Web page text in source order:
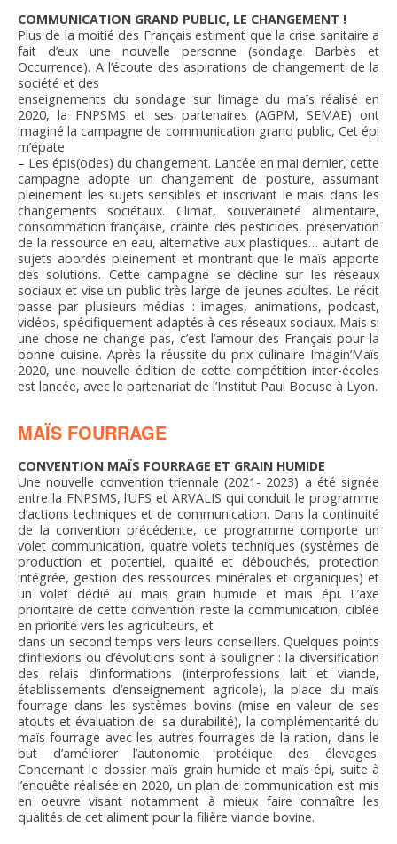
COMMUNICATION GRAND PUBLIC, LE CHANGEMENT !
Plus de la moitié des Français estiment que la crise sanitaire a
fait d’eux une nouvelle personne (sondage Barbès et
Occurrence). A l’écoute des aspirations de changement de la
société et des
enseignements du sondage sur l’image du maïs réalisé en
2020, la FNPSMS et ses partenaires (AGPM, SEMAE) ont
imaginé la campagne de communication grand public, Cet épi
m’épate
– Les épis(odes) du changement. Lancée en mai dernier, cette
campagne adopte un changement de posture, assumant
pleinement les sujets sensibles et inscrivant le maïs dans les
changements sociétaux. Climat, souveraineté alimentaire,
consommation française, crainte des pesticides, préservation
de la ressource en eau, alternative aux plastiques… autant de
sujets abordés pleinement et montrant que le maïs apporte
des solutions. Cette campagne se décline sur les réseaux
sociaux et vise un public très large de jeunes adultes. Le récit
passe par plusieurs médias : images, animations, podcast,
vidéos, spécifiquement adaptés à ces réseaux sociaux. Mais si
une chose ne change pas, c’est l’amour des Français pour la
bonne cuisine. Après la réussite du prix culinaire Imagin’Maïs
2020, une nouvelle édition de cette compétition inter-écoles
est lancée, avec le partenariat de l’Institut Paul Bocuse à Lyon.
MAÏS FOURRAGE
CONVENTION MAÏS FOURRAGE ET GRAIN HUMIDE
Une nouvelle convention triennale (2021- 2023) a été signée
entre la FNPSMS, l’UFS et ARVALIS qui conduit le programme
d’actions techniques et de communication. Dans la continuité
de la convention précédente, ce programme comporte un
volet communication, quatre volets techniques (systèmes de
production et potentiel, qualité et débouchés, protection
intégrée, gestion des ressources minérales et organiques) et
un volet dédié au maïs grain humide et maïs épi. L’axe
prioritaire de cette convention reste la communication, ciblée
en priorité vers les agriculteurs, et
dans un second temps vers leurs conseillers. Quelques points
d’inflexions ou d’évolutions sont à souligner : la diversification
des relais d’informations (interprofessions lait et viande,
établissements d’enseignement agricole), la place du maïs
fourrage dans les systèmes bovins (mise en valeur de ses
atouts et évaluation de sa durabilité), la complémentarité du
maïs fourrage avec les autres fourrages de la ration, dans le
but d’améliorer l’autonomie protéique des élevages.
Concernant le dossier maïs grain humide et maïs épi, suite à
l’enquête réalisée en 2020, un plan de communication est mis
en oeuvre visant notamment à mieux faire connaître les
qualités de cet aliment pour la filière viande bovine.